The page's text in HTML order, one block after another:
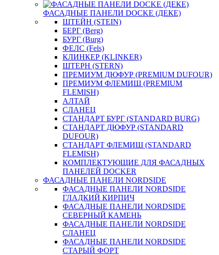
ФАСАДНЫЕ ПАНЕЛИ DOCKE (ДЕКЕ)
ШТЕЙН (STEIN)
БЕРГ (Berg)
БУРГ (Burg)
ФЕЛС (Fels)
КЛИНКЕР (KLINKER)
ШТЕРН (STERN)
ПРЕМИУМ ДЮФУР (PREMIUM DUFOUR)
ПРЕМИУМ ФЛЕМИШ (PREMIUM
FLEMISH)
АЛТАЙ
СЛАНЕЦ
СТАНДАРТ БУРГ (STANDARD BURG)
СТАНДАРТ ДЮФУР (STANDARD
DUFOUR)
СТАНДАРТ ФЛЕМИШ (STANDARD
FLEMISH)
КОМПЛЕКТУЮЩИЕ ДЛЯ ФАСАДНЫХ
ПАНЕЛЕЙ DOCKER
ФАСАДНЫЕ ПАНЕЛИ NORDSIDE
ФАСАДНЫЕ ПАНЕЛИ NORDSIDE
ГЛАДКИЙ КИРПИЧ
ФАСАДНЫЕ ПАНЕЛИ NORDSIDE
СЕВЕРНЫЙ КАМЕНЬ
ФАСАДНЫЕ ПАНЕЛИ NORDSIDE
СЛАНЕЦ
ФАСАДНЫЕ ПАНЕЛИ NORDSIDE
СТАРЫЙ ФОРТ